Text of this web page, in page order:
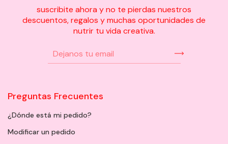
suscribite ahora y no te pierdas nuestros
descuentos, regalos y muchas oportunidades de
nutrir tu vida creativa.
Preguntas Frecuentes
¿Dónde está mi pedido?
Modificar un pedido